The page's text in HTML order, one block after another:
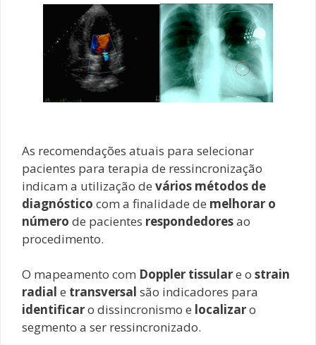
As recomendações atuais para selecionar
pacientes para terapia de ressincronização
indicam a utilização de vários métodos de
diagnóstico com a finalidade de melhorar o
número de pacientes respondedoresao
procedimento.
O mapeamento com Doppler tissulare o strain
radial e transversal são indicadores para
identificaro dissincronismo e localizaro
segmento a ser ressincronizado.